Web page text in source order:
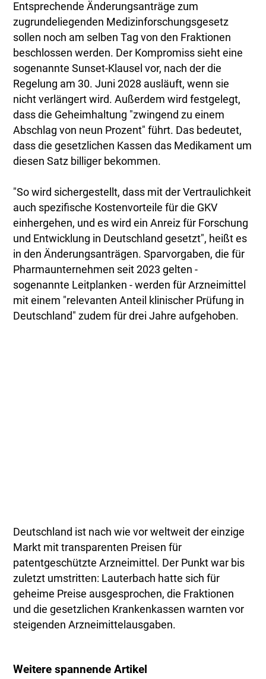
Entsprechende Änderungsanträge zum
zugrundeliegenden Medizinforschungsgesetz
sollen noch am selben Tag von den Fraktionen
beschlossen werden. Der Kompromiss sieht eine
sogenannte Sunset-Klausel vor, nach der die
Regelung am 30. Juni 2028 ausläuft, wenn sie
nicht verlängert wird. Außerdem wird festgelegt,
dass die Geheimhaltung "zwingend zu einem
Abschlag von neun Prozent" führt. Das bedeutet,
dass die gesetzlichen Kassen das Medikament um
diesen Satz billiger bekommen.
"So wird sichergestellt, dass mit der Vertraulichkeit
auch spezifische Kostenvorteile für die GKV
einhergehen, und es wird ein Anreiz für Forschung
und Entwicklung in Deutschland gesetzt", heißt es
in den Änderungsanträgen. Sparvorgaben, die für
Pharmaunternehmen seit 2023 gelten -
sogenannte Leitplanken - werden für Arzneimittel
mit einem "relevanten Anteil klinischer Prüfung in
Deutschland" zudem für drei Jahre aufgehoben.
Deutschland ist nach wie vor weltweit der einzige
Markt mit transparenten Preisen für
patentgeschützte Arzneimittel. Der Punkt war bis
zuletzt umstritten: Lauterbach hatte sich für
geheime Preise ausgesprochen, die Fraktionen
und die gesetzlichen Krankenkassen warnten vor
steigenden Arzneimittelausgaben.
Weitere spannende Artikel